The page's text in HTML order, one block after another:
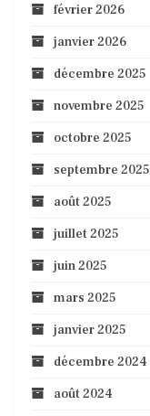
février 2026
janvier 2026
décembre 2025
novembre 2025
octobre 2025
septembre 2025
août 2025
juillet 2025
juin 2025
mars 2025
janvier 2025
décembre 2024
août 2024